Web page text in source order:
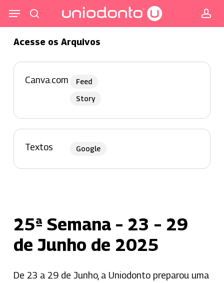
para
conteúdo
principal
Menu
Acesse os Arquivos
Canva.com
Feed
Story
Textos Google
25ª Semana – 23 – 29
de Junho de 2025
De 23 a 29 de Junho, a Uniodonto preparou uma